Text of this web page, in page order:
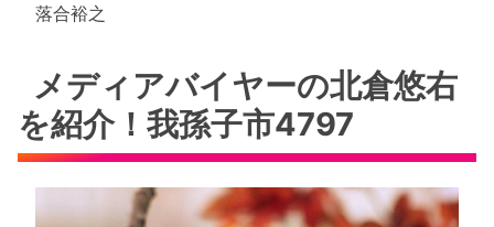
落合裕之
メディアバイヤーの北倉悠右
を紹介！我孫子市4797